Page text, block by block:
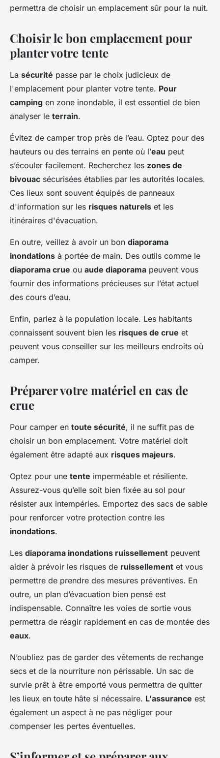
permettra de choisir un emplacement sûr pour la nuit.
Choisir le bon emplacement pour
planter votre tente
La sécurité passe par le choix judicieux de
l'emplacement pour planter votre tente. Pour
camping en zone inondable, il est essentiel de bien
analyser le terrain.
Évitez de camper trop près de l’eau. Optez pour des
hauteurs ou des terrains en pente où l’eau peut
s’écouler facilement. Recherchez les zones de
bivouac sécurisées établies par les autorités locales.
Ces lieux sont souvent équipés de panneaux
d'information sur les risques naturels et les
itinéraires d'évacuation.
En outre, veillez à avoir un bon diaporama
inondations à portée de main. Des outils comme le
diaporama crue ou aude diaporama peuvent vous
fournir des informations précieuses sur l’état actuel
des cours d’eau.
Enfin, parlez à la population locale. Les habitants
connaissent souvent bien les risques de crue et
peuvent vous conseiller sur les meilleurs endroits où
camper.
Préparer votre matériel en cas de
crue
Pour camper en toute sécurité, il ne suffit pas de
choisir un bon emplacement. Votre matériel doit
également être adapté aux risques majeurs.
Optez pour une tente imperméable et résiliente.
Assurez-vous qu’elle soit bien fixée au sol pour
résister aux intempéries. Emportez des sacs de sable
pour renforcer votre protection contre les
inondations.
Les diaporama inondations ruissellement peuvent
aider à prévoir les risques de ruissellement et vous
permettre de prendre des mesures préventives. En
outre, un plan d’évacuation bien pensé est
indispensable. Connaître les voies de sortie vous
permettra de réagir rapidement en cas de montée des
eaux.
N’oubliez pas de garder des vêtements de rechange
secs et de la nourriture non périssable. Un sac de
survie prêt à être emporté vous permettra de quitter
les lieux en toute hâte si nécessaire. L'assurance est
également un aspect à ne pas négliger pour
compenser les pertes éventuelles.